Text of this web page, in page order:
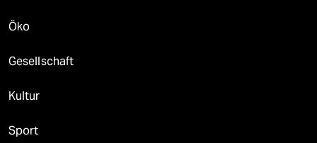
Öko
Gesellschaft
Kultur
Sport